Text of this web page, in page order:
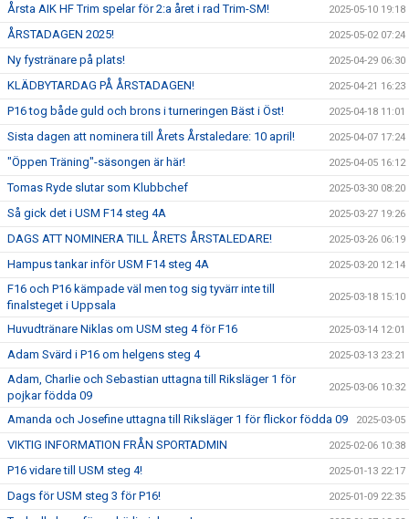
Årsta AIK HF Trim spelar för 2:a året i rad Trim-SM! 2025-05-10 19:18
ÅRSTADAGEN 2025! 2025-05-02 07:24
Ny fystränare på plats! 2025-04-29 06:30
KLÄDBYTARDAG PÅ ÅRSTADAGEN! 2025-04-21 16:23
P16 tog både guld och brons i turneringen Bäst i Öst! 2025-04-18 11:01
Sista dagen att nominera till Årets Årstaledare: 10 april! 2025-04-07 17:24
"Öppen Träning"-säsongen är här! 2025-04-05 16:12
Tomas Ryde slutar som Klubbchef 2025-03-30 08:20
Så gick det i USM F14 steg 4A 2025-03-27 19:26
DAGS ATT NOMINERA TILL ÅRETS ÅRSTALEDARE! 2025-03-26 06:19
Hampus tankar inför USM F14 steg 4A 2025-03-20 12:14
F16 och P16 kämpade väl men tog sig tyvärr inte till
finalsteget i Uppsala
2025-03-18 15:10
Huvudtränare Niklas om USM steg 4 för F16 2025-03-14 12:01
Adam Svärd i P16 om helgens steg 4 2025-03-13 23:21
Adam, Charlie och Sebastian uttagna till Riksläger 1 för
pojkar födda 09
2025-03-06 10:32
Amanda och Josefine uttagna till Riksläger 1 för flickor födda 09 2025-03-05
VIKTIG INFORMATION FRÅN SPORTADMIN 2025-02-06 10:38
P16 vidare till USM steg 4! 2025-01-13 22:17
Dags för USM steg 3 för P16! 2025-01-09 22:35